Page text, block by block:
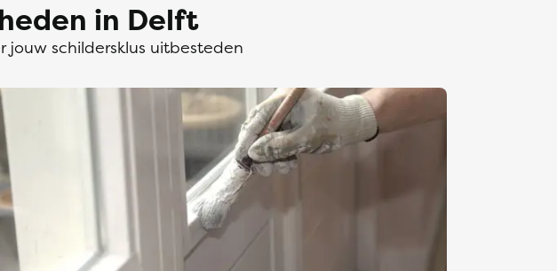
in Delft
schildersklus uitbesteden